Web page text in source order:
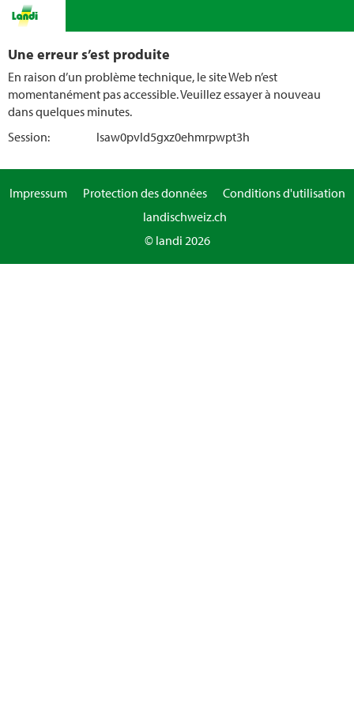
Une erreur s’est produite
En raison d’un problème technique, le site Web n’est
momentanément pas accessible. Veuillez essayer à nouveau
dans quelques minutes.
Session:
lsaw0pvld5gxz0ehmrpwpt3h
Impressum Protection des données
Conditions d'utilisation
landischweiz.ch
© landi 2026